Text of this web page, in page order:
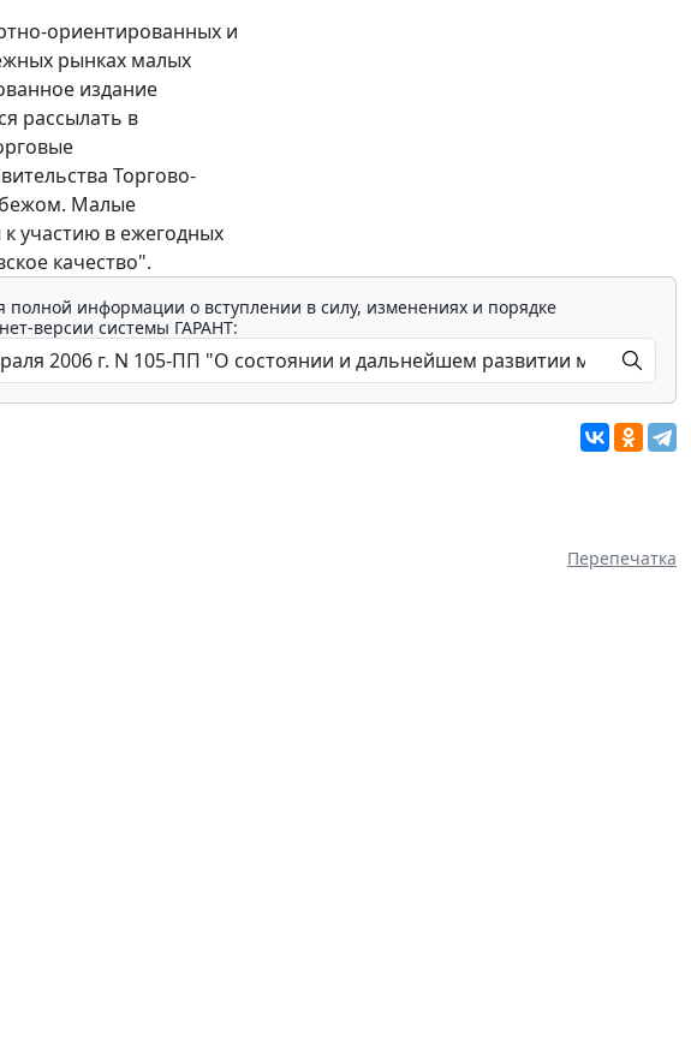
ориентированных и
рынках малых
издание
рассылать в
Торгово-
Малые
участию в ежегодных
качество".
полной информации о вступлении в силу, изменениях и порядке
версии системы ГАРАНТ:
Перепечатка